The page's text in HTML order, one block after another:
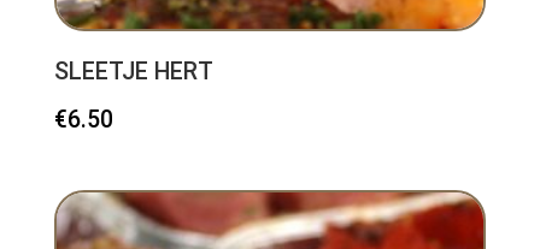
SLEETJE HERT
€6.50